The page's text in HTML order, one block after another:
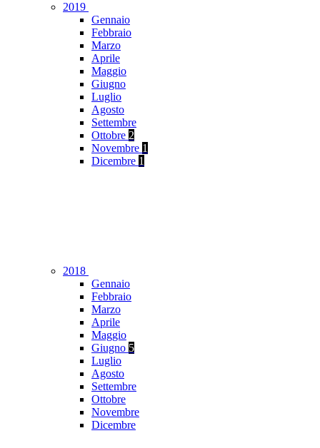
2019
Gennaio
Febbraio
Marzo
Aprile
Maggio
Giugno
Luglio
Agosto
Settembre
Ottobre 2
Novembre 1
Dicembre 1
2018
Gennaio
Febbraio
Marzo
Aprile
Maggio
Giugno 5
Luglio
Agosto
Settembre
Ottobre
Novembre
Dicembre